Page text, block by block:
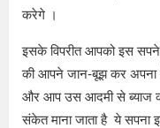
करेगे ।
इसके विपरीत आपको इस
की आपने जान-बूझ कर अपना
और आप उस आदमी से ब्याज
संकेत माना जाता है ये सपना